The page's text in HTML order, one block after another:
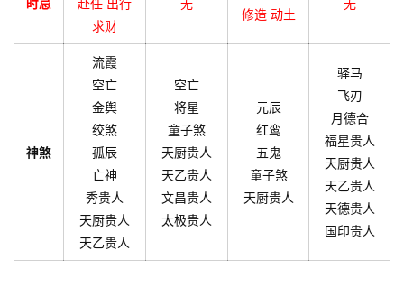
时忌
赴任 出行
求财
无
修造 动土
无
神煞
流霞
空亡
金舆
绞煞
孤辰
亡神
秀贵人
天厨贵人
天乙贵人
空亡
将星
童子煞
天厨贵人
天乙贵人
文昌贵人
太极贵人
元辰
红鸾
五鬼
童子煞
天厨贵人
驿马
飞刃
月德合
福星贵人
天厨贵人
天乙贵人
天德贵人
国印贵人